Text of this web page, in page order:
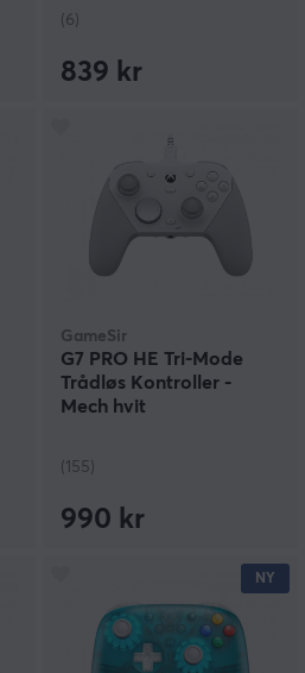
(6)
839 kr
GameSir
G7 PRO HE Tri-Mode
Trådløs Kontroller -
Mech hvit
(155)
990 kr
NY